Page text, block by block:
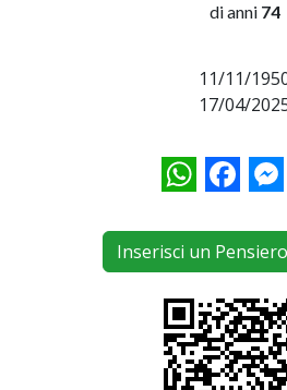
di anni 74
11/11/
17/04/
WhatsApp
Inserisci un